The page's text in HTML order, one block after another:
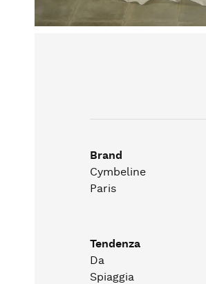
Brand
Cymbeline
Paris
Tendenza
Da
Spiaggia